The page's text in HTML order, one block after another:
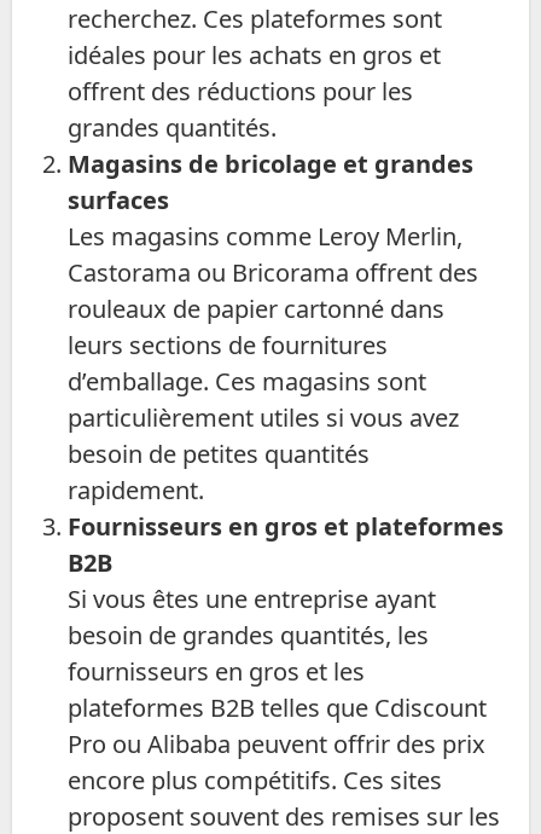
recherchez. Ces plateformes sont
idéales pour les achats en gros et
offrent des réductions pour les
grandes quantités.
Magasins de bricolage et grandes
surfaces
Les magasins comme Leroy Merlin,
Castorama ou Bricorama offrent des
rouleaux de papier cartonné dans
leurs sections de fournitures
d’emballage. Ces magasins sont
particulièrement utiles si vous avez
besoin de petites quantités
rapidement.
Fournisseurs en gros et plateformes
B2B
Si vous êtes une entreprise ayant
besoin de grandes quantités, les
fournisseurs en gros et les
plateformes B2B telles que Cdiscount
Pro ou Alibaba peuvent offrir des prix
encore plus compétitifs. Ces sites
proposent souvent des remises sur les